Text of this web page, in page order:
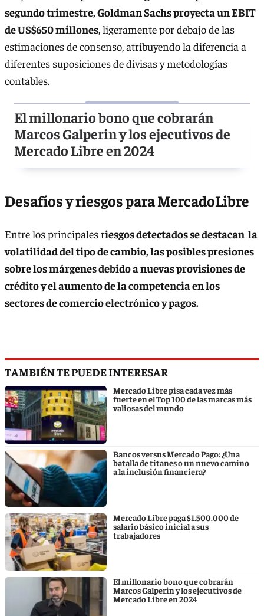
segundo trimestre, Goldman Sachs proyecta un EBIT
de US$650 millones, ligeramente por debajo de las
estimaciones de consenso, atribuyendo la diferencia a
diferentes suposiciones de divisas y metodologías
contables.
El millonario bono que cobrarán
Marcos Galperin y los ejecutivos de
Mercado Libre en 2024
Desafíos y riesgos para MercadoLibre
Entre los principales riesgos detectados se destacan la
volatilidad del tipo de cambio, las posibles presiones
sobre los márgenes debido a nuevas provisiones de
crédito y el aumento de la competencia en los
sectores de comercio electrónico y pagos.
TAMBIÉN TE PUEDE INTERESAR
Mercado Libre pisa cada vez más
fuerte en el Top 100 de las marcas más
valiosas del mundo
Bancos versus Mercado Pago: ¿Una
batalla de titanes o un nuevo camino
a la inclusión financiera?
Mercado Libre paga $1.500.000 de
salario básico inicial a sus
trabajadores
El millonario bono que cobrarán
Marcos Galperin y los ejecutivos de
Mercado Libre en 2024